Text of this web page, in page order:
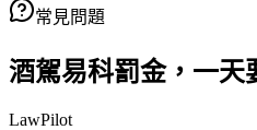
常見問題
酒駕易科罰金，一天
LawPilot